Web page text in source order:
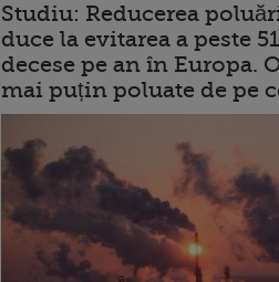
Studiu: Reducerea
duce la evitarea a peste
decese pe an în Europa.
mai puțin poluate de pe